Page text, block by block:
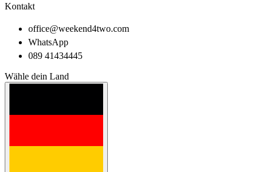
Kontakt
office@weekend4two.com
WhatsApp
089 41434445
Wähle dein Land